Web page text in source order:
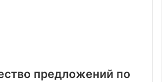
предложений по